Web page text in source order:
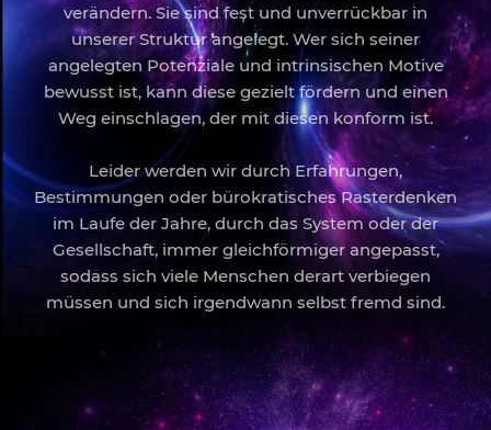
verändern. Sie sind fest und unverrückbar in
unserer Struktur angelegt. Wer sich seiner
angelegten Potenziale und intrinsischen Motive
bewusst ist, kann diese gezielt fördern und einen
Weg einschlagen, der mit diesen konform ist.
Leider werden wir durch Erfahrungen,
Bestimmungen oder bürokratisches Rasterdenken
im Laufe der Jahre, durch das System oder der
Gesellschaft, immer gleichförmiger angepasst,
sodass sich viele Menschen derart verbiegen
müssen und sich irgendwann selbst fremd sind.